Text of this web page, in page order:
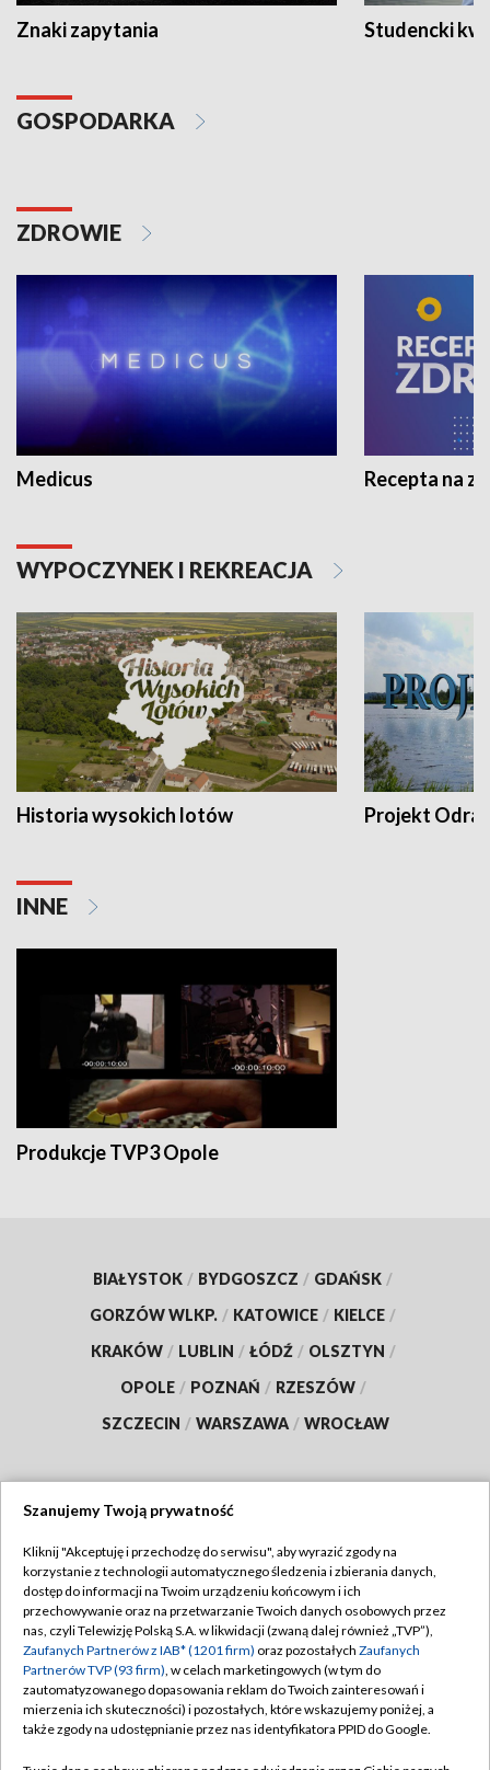
Znaki zapytania Studencki
GOSPODARKA
ZDROWIE
Medicus Recepta na
WYPOCZYNEK I REKREACJA
Historia wysokich lotów Projekt Odra
INNE
Produkcje TVP3 Opole
BIAŁYSTOK / BYDGOSZCZ / GDAŃSK /
GORZÓW WLKP. / KATOWICE / KIELCE /
KRAKÓW / LUBLIN / ŁÓDŹ / OLSZTYN /
OPOLE / POZNAŃ / RZESZÓW /
SZCZECIN / WARSZAWA / WROCŁAW
TVP
Abonament TVP
Emisja w TVP
Centrum informacji TVP
Naziemna Telewizja Cyfrowa
Regulamin TVP
Polityka prywatności
Moje zgody
Pomoc
Szanujemy Twoją prywatność
Kliknij "Akceptuję i przechodzę do serwisu", aby wyrazić zgody na
korzystanie z technologii automatycznego śledzenia i zbierania danych,
dostęp do informacji na Twoim urządzeniu końcowym i ich
przechowywanie oraz na przetwarzanie Twoich danych osobowych przez
nas, czyli Telewizję Polską S.A. w likwidacji (zwaną dalej również „TVP”),
Zaufanych Partnerów z IAB* (1201 firm) oraz pozostałych Zaufanych
Partnerów TVP (93 firm), w celach marketingowych (w tym do
zautomatyzowanego dopasowania reklam do Twoich zainteresowań i
mierzenia ich skuteczności) i pozostałych, które wskazujemy poniżej, a
także zgody na udostępnianie przez nas identyfikatora PPID do Google.